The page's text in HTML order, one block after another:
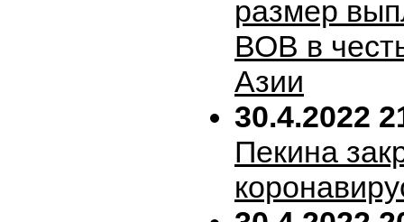
размер
ВОВ в
Азии
30.4.2022
Пекина